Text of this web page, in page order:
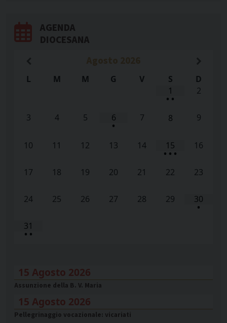
AGENDA
DIOCESANA
L M M G V S
D
1
• •
2
3 4 5 6
•
7 8 9
10 11 12 13 14 15
• • •
16
17 18 19 20 21 22 23
24 25 26 27 28 29 30
•
31
• •
15 Agosto 2026
Assunzione della B. V. Maria
15 Agosto 2026
Pellegrinaggio vocazionale: vicariati